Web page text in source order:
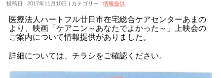
投稿日 : 2017年11月10日 | カテゴリー :情報提供
医療法人ハートフル廿日市在宅総合ケアセンターあまの
より、映画「ケアニン～あなたでよかった～」上映会の
ご案内について情報提供がありました。
詳細については、チラシをご確認ください。